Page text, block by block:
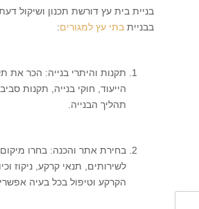
בניית בית עץ דורשת תכנון ושיקול
בבניית בתי עץ למגורים:
תקנות והיתרי בנייה: הכר את
הייעוד, חוקי בנייה, תקנות
תהליך הבנייה.
בחירת אתר והכנה: בחרו
לשירותים, תנאי קרקע, ניקוז
הקרקע וטיפול בכל בעיה